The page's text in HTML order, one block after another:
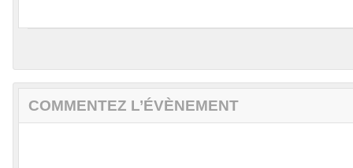
COMMENTEZ L’ÉVÈNEMENT